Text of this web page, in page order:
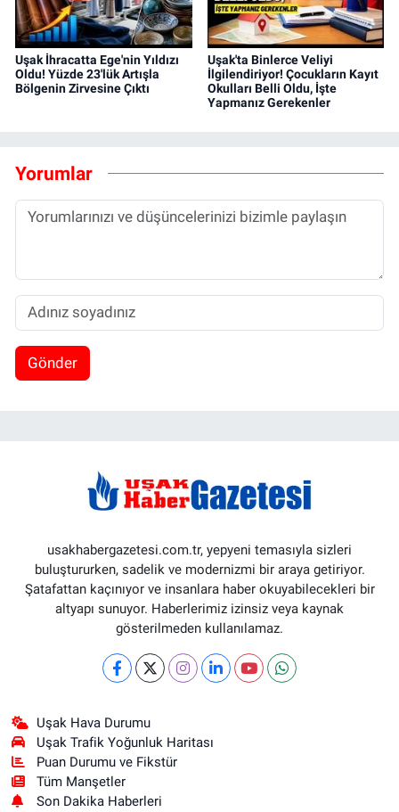
Uşak İhracatta Ege'nin Yıldızı
Oldu! Yüzde 23'lük Artışla
Bölgenin Zirvesine Çıktı
Uşak'ta Binlerce Veliyi
İlgilendiriyor! Çocukların Kayıt
Okulları Belli Oldu, İşte
Yapmanız Gerekenler
Yorumlar
Gönder
usakhabergazetesi.com.tr, yepyeni temasıyla sizleri
buluştururken, sadelik ve modernizmi bir araya getiriyor.
Şatafattan kaçınıyor ve insanlara haber okuyabilecekleri bir
altyapı sunuyor. Haberlerimiz izinsiz veya kaynak
gösterilmeden kullanılamaz.
Uşak Hava Durumu
Uşak Trafik Yoğunluk Haritası
Puan Durumu ve Fikstür
Tüm Manşetler
Son Dakika Haberleri